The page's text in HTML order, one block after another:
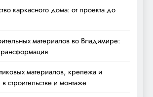
каркасного дома: от проекта до
материалов во Владимире:
материалов, крепежа и
строительстве и монтаже